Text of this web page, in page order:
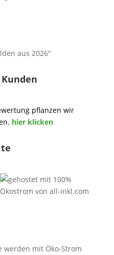
pflanzen wir
hier klicken
werden mit Öko-Strom